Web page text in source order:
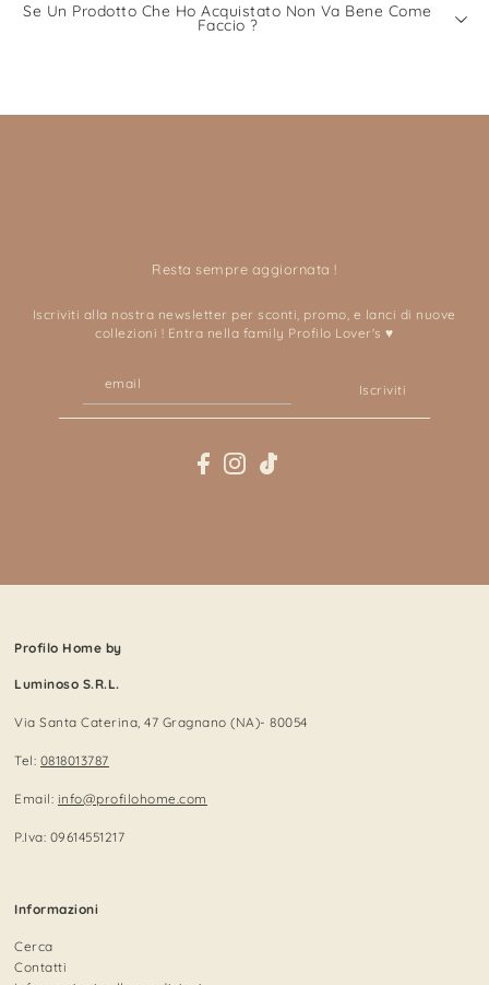
Se Un Prodotto Che Ho Acquistato Non Va Bene Come
Faccio ?
Resta sempre aggiornata !
Iscriviti alla nostra newsletter per sconti, promo, e lanci di nuove
collezioni ! Entra nella family Profilo Lover's ♥
Iscriviti
Profilo Home by
Luminoso S.R.L.
Via Santa Caterina, 47 Gragnano (NA)- 80054
Tel: 0818013787
Email: info@profilohome.com
P.Iva: 09614551217
Informazioni
Cerca
Contatti